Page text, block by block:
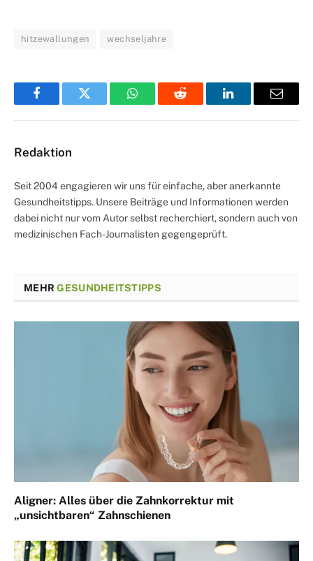
hitzewallungen wechseljahre
FacebookTwitter WhatsAppReddit LinkedInEmail
Redaktion
Seit 2004 engagieren wir uns für einfache, aber anerkannte
Gesundheitstipps. Unsere Beiträge und Informationen werden
dabei nicht nur vom Autor selbst recherchiert, sondern auch von
medizinischen Fach-Journalisten gegengeprüft.
MEHRGESUNDHEITSTIPPS
Aligner: Alles über die Zahnkorrektur mit
„unsichtbaren“ Zahnschienen